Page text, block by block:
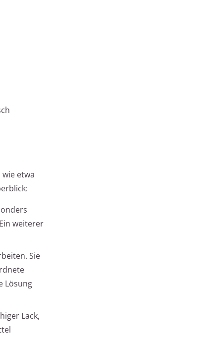
etwa
weiterer
Sie
Lösung
Lack,